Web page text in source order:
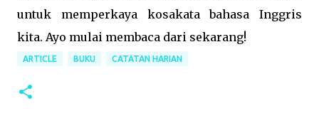
untuk memperkaya kosakata bahasa Inggris
kita. Ayo mulai membaca dari sekarang!
ARTICLE BUKU CATATAN HARIAN